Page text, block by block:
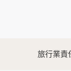
為提供精確的服
分析，分析結果
旅行業責